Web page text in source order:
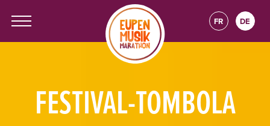
FR DE
FESTIVAL-TOMBOLA